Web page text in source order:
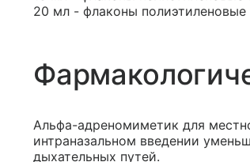
20 мл - флаконы
Альфа-адреномиметик для
интраназальном введении
дыхательных путей.